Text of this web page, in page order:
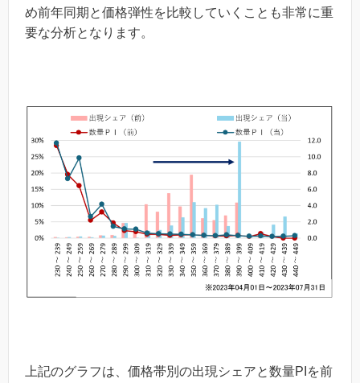
め前年同期と価格弾性を比較していくことも非常に重
要な分析となります。
上記のグラフは、価格帯別の出現シェアと数量PIを前